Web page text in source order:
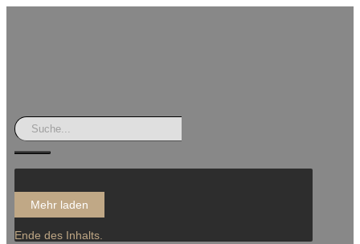
Mehr laden
Ende des Inhalts.